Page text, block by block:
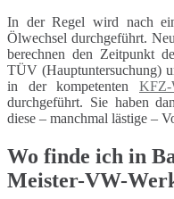
In der Regel wird nach
Ölwechsel durchgeführt.
berechnen den Zeitpunkt
TÜV (Hauptuntersuchung)
in der kompetenten KFZ-
durchgeführt. Sie haben
diese – manchmal lästige –
Wo finde ich in
Meister-VW-